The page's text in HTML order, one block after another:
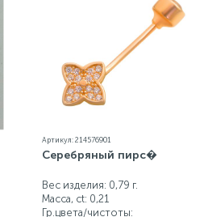
Артикул: 214576901
Серебряный пирс�
Вес изделия: 0,79 г.
Масса, ct: 0,21
Гр.цвета/чистоты: